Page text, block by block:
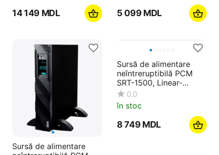
14 149 MDL 5 099 MDL
Sursă de alimentare
Sursă de alimentare
neîntreruptibilă PCM
SRT-1500, Linear-
interactiv, 1500VA,
Montare pe rafturi
0.0
în stoc
8 749 MDL